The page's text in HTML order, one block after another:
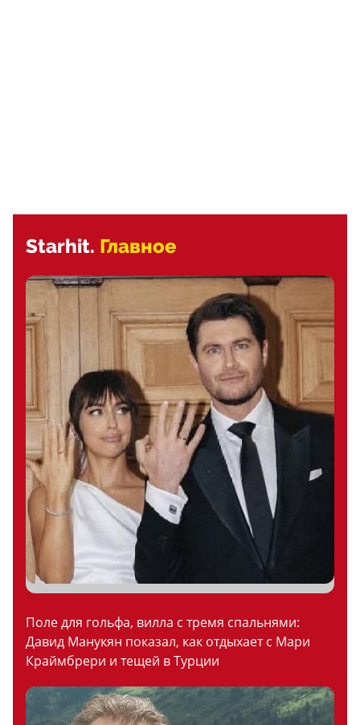
Starhit. Главное
Поле для гольфа, вилла с тремя спальнями:
Давид Манукян показал, как отдыхает с Мари
Краймбрери и тещей в Турции